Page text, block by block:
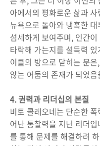
아에서의 평화로운 삶과
뉴욕으로 돌아와 냉혹한
섬세하게 보여주며, 인간
타락해 가는지를 설득력
이클의 방으로 닫히는 문
않는 어둠의 존재가 되었
4. 권력과 리더십의 본질
비토 콜레오네는 단순한
어난 통찰력을 지닌 리더
를 통해 문제를 해결하려